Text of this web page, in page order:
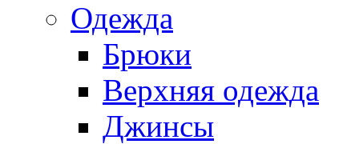
Одежда
Брюки
Верхняя одежда
Джинсы